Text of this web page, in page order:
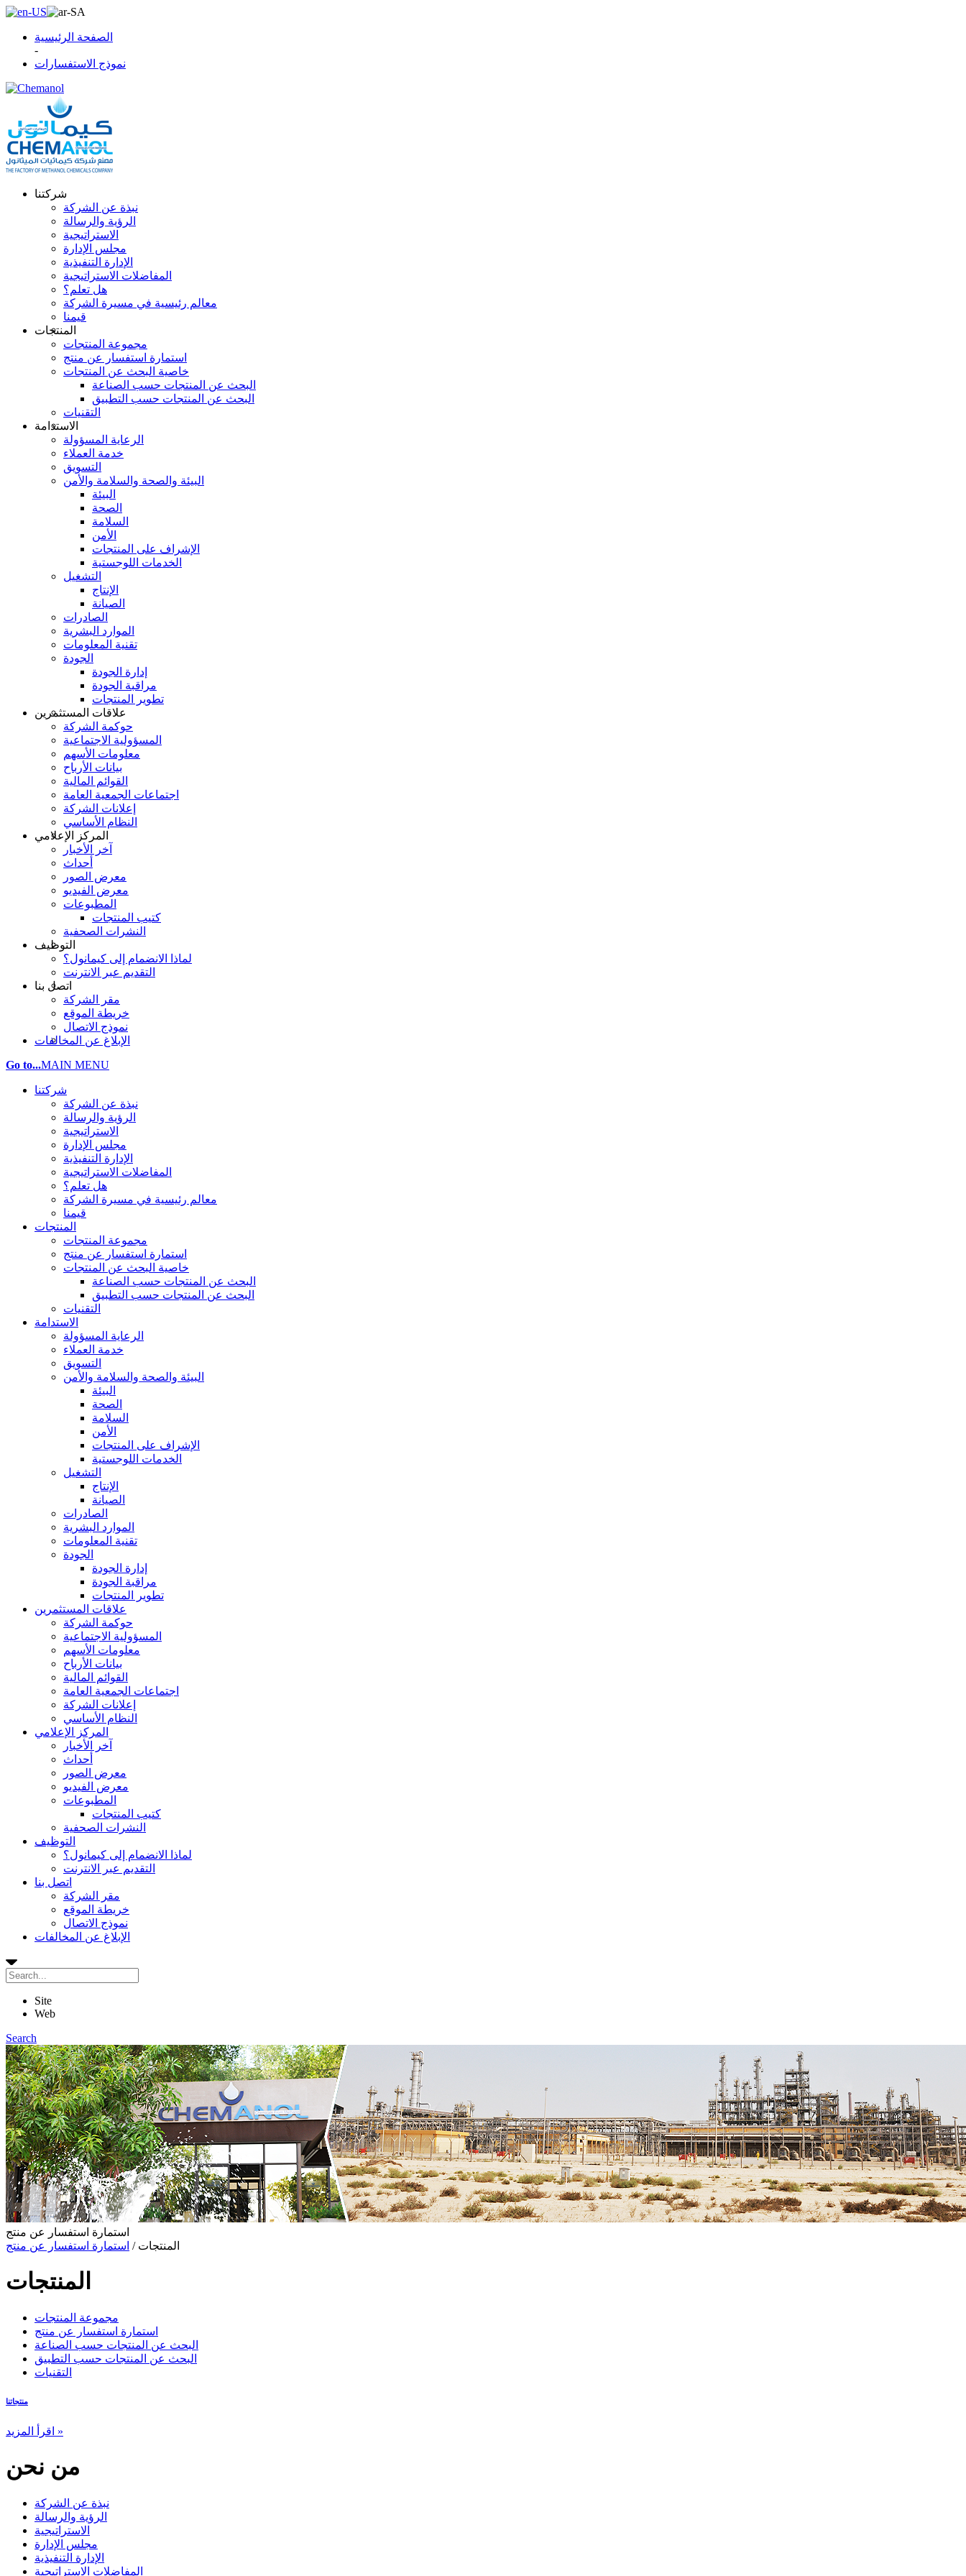
الصفحة الرئيسية
-
نموذج الاستفسارات
شركتنا
نبذة عن الشركة
الرؤية والرسالة
الاستراتيجية
مجلس الإدارة
الإدارة التنفيذية
المفاضلات الاستراتيجية
هل تعلم؟
معالم رئيسية في مسيرة الشركة
قيمنا
المنتجات
مجموعة المنتجات
استمارة استفسار عن منتج
خاصية البحث عن المنتجات
البحث عن المنتجات حسب الصناعة
البحث عن المنتجات حسب التطبيق
التقنيات
الاستدامة
الرعاية المسؤولة
خدمة العملاء
التسويق
البيئة والصحة والسلامة والأمن
البيئة
الصحة
السلامة
الأمن
الإشراف على المنتجات
الخدمات اللوجستية
التشغيل
الإنتاج
الصيانة
الصادرات
الموارد البشرية
تقنية المعلومات
الجودة
إدارة الجودة
مراقبة الجودة
تطوير المنتجات
علاقات المستثمرين
حوكمة الشركة
المسؤولية الاجتماعية
معلومات الأسهم
بيانات الأرباح
القوائم المالية
اجتماعات الجمعية العامة
إعلانات الشركة
النظام الأساسي
المركز الإعلامي
آخر الأخبار
أحداث
معرض الصور
معرض الفيديو
المطبوعات
كتيب المنتجات
النشرات الصحفية
التوظيف
لماذا الانضمام إلى كيمانول؟
التقديم عبر الانترنت
اتصل بنا
مقر الشركة
خريطة الموقع
نموذج الاتصال
الإبلاغ عن المخالفات
Go to...MAIN MENU
شركتنا
نبذة عن الشركة
الرؤية والرسالة
الاستراتيجية
مجلس الإدارة
الإدارة التنفيذية
المفاضلات الاستراتيجية
هل تعلم؟
معالم رئيسية في مسيرة الشركة
قيمنا
المنتجات
مجموعة المنتجات
استمارة استفسار عن منتج
خاصية البحث عن المنتجات
البحث عن المنتجات حسب الصناعة
البحث عن المنتجات حسب التطبيق
التقنيات
الاستدامة
الرعاية المسؤولة
خدمة العملاء
التسويق
البيئة والصحة والسلامة والأمن
البيئة
الصحة
السلامة
الأمن
الإشراف على المنتجات
الخدمات اللوجستية
التشغيل
الإنتاج
الصيانة
الصادرات
الموارد البشرية
تقنية المعلومات
الجودة
إدارة الجودة
مراقبة الجودة
تطوير المنتجات
علاقات المستثمرين
حوكمة الشركة
المسؤولية الاجتماعية
معلومات الأسهم
بيانات الأرباح
القوائم المالية
اجتماعات الجمعية العامة
إعلانات الشركة
النظام الأساسي
المركز الإعلامي
آخر الأخبار
أحداث
معرض الصور
معرض الفيديو
المطبوعات
كتيب المنتجات
النشرات الصحفية
التوظيف
لماذا الانضمام إلى كيمانول؟
التقديم عبر الانترنت
اتصل بنا
مقر الشركة
خريطة الموقع
نموذج الاتصال
الإبلاغ عن المخالفات
Site
Web
Search
استمارة استفسار عن منتج
المنتجات / استمارة استفسار عن منتج
المنتجات
مجموعة المنتجات
استمارة استفسار عن منتج
البحث عن المنتجات حسب الصناعة
البحث عن المنتجات حسب التطبيق
التقنيات
منتجاتنا
اقرأ المزيد »
من نحن
نبذة عن الشركة
الرؤية والرسالة
الاستراتيجية
مجلس الإدارة
الإدارة التنفيذية
المفاضلات الاستراتيجية